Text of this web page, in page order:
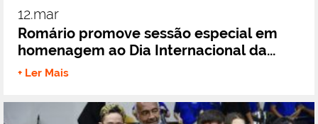
12.mar
Romário promove sessão especial em
homenagem ao Dia Internacional da...
+ Ler Mais